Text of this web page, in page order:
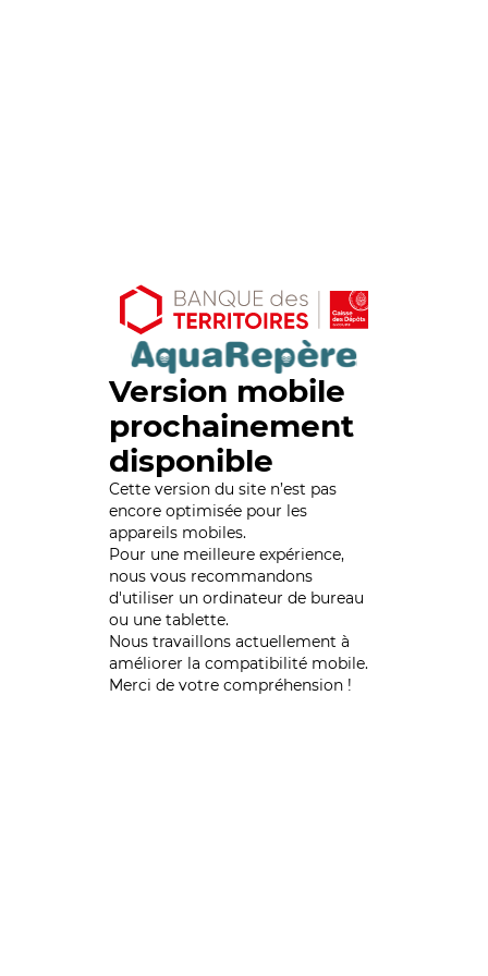
Version mobile
prochainement
disponible
Cette version du site n’est pas
encore optimisée pour les
appareils mobiles.
Pour une meilleure expérience,
nous vous recommandons
d'utiliser un ordinateur de bureau
ou une tablette.
Nous travaillons actuellement à
améliorer la compatibilité mobile.
Merci de votre compréhension !